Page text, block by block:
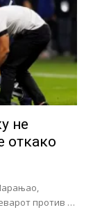
не
откако
против …